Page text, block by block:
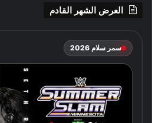
العرض الشهر القادم
سمر سلام 2026